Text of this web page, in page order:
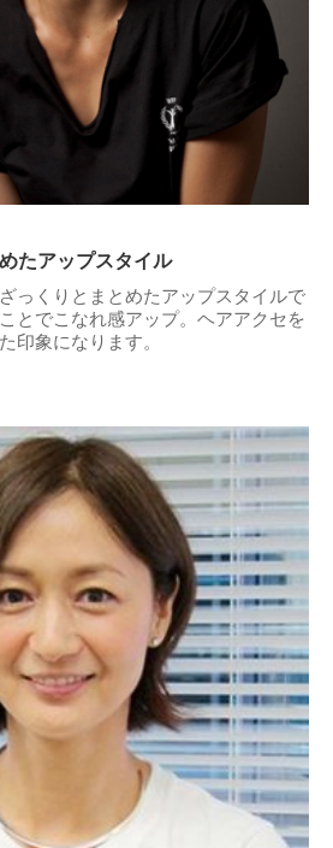
たアップスタイル
っくりとまとめたアップスタイルで
とでこなれ感アップ。ヘアアクセを
印象になります。